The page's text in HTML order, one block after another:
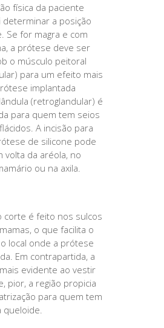
física da paciente
determinar a posição
Se for magra e com
a prótese deve ser
o músculo peitoral
para um efeito mais
implantada
(retroglandular) é
para quem tem seios
A incisão para
de silicone pode
volta da aréola, no
ou na axila.
corte é feito nos sulcos
o que facilita o
local onde a prótese
Em contrapartida, a
evidente ao vestir
pior, a região propicia
para quem tem